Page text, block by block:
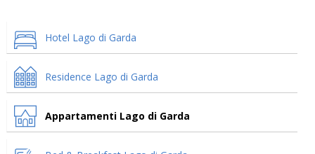
Hotel Lago di Garda
Residence Lago di Garda
Appartamenti Lago di Garda